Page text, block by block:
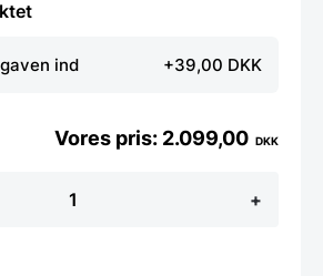
ind +39,00 DKK
+
2.099,00 DKK